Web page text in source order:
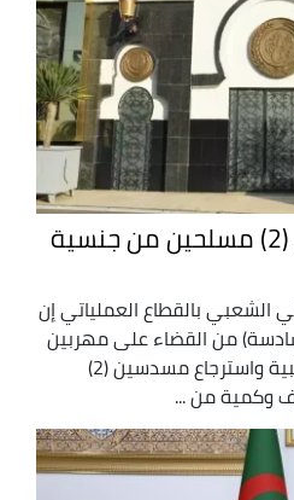
القضاء على مهربين (2) مسلحين من جنسية
بالقطاع العملياتي إن
من القضاء على مهربين
(2) مسلحين من جنسية أجنبية واسترجاع مسدسين (2)
من ...